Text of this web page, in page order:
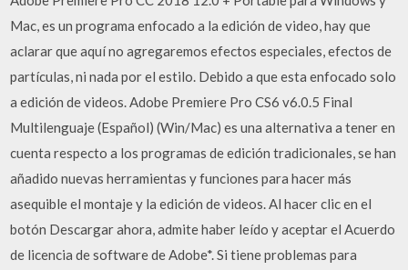
Mac, es un programa enfocado a la edición de video, hay que
aclarar que aquí no agregaremos efectos especiales, efectos de
partículas, ni nada por el estilo. Debido a que esta enfocado solo
a edición de videos. Adobe Premiere Pro CS6 v6.0.5 Final
Multilenguaje (Español) (Win/Mac) es una alternativa a tener en
cuenta respecto a los programas de edición tradicionales, se han
añadido nuevas herramientas y funciones para hacer más
asequible el montaje y la edición de videos. Al hacer clic en el
botón Descargar ahora, admite haber leído y aceptar el Acuerdo
de licencia de software de Adobe*. Si tiene problemas para